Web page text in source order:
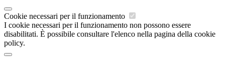
Cookie necessari per il funzionamento
I cookie necessari per il funzionamento non possono essere
disabilitati. È possibile consultare l'elenco nella pagina della cookie
policy.